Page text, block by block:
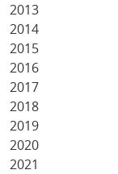
2013
2014
2015
2016
2017
2018
2019
2020
2021